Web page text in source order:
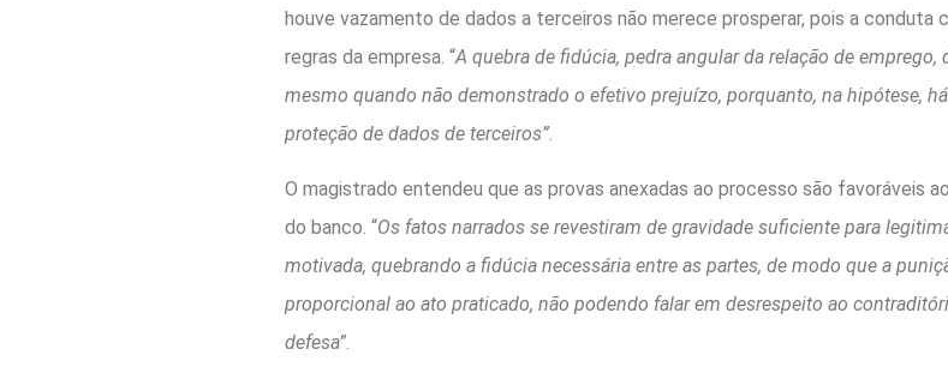
houve vazamento de dados a terceiros não merece prosperar, pois a conduta
regras da empresa. “A quebra de fidúcia, pedra angular da relação de emprego,
mesmo quando não demonstrado o efetivo prejuízo, porquanto, na hipótese,
proteção de dados de terceiros”.
O magistrado entendeu que as provas anexadas ao processo são favoráveis
do banco. “Os fatos narrados se revestiram de gravidade suficiente para
motivada, quebrando a fidúcia necessária entre as partes, de modo que a
proporcional ao ato praticado, não podendo falar em desrespeito ao
defesa”.